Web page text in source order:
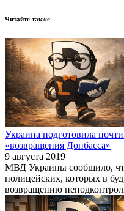
Читайте также
Украина подготовила
«возвращения Донбасса»
9 августа 2019
МВД Украины сообщило,
полицейских, которых в
возвращению